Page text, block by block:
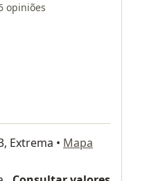
opiniões
Extrema • Mapa